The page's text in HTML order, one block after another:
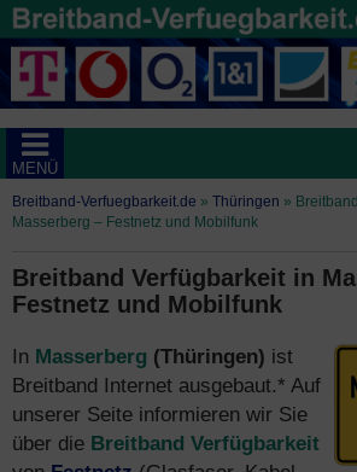
MENÜ
Breitband-Verfuegbarkeit.de » Thüringen »
Masserberg – Festnetz und Mobilfunk
Breitband Verfügbarkeit in
Festnetz und Mobilfunk
In Masserberg (Thüringen) ist
Breitband Internet ausgebaut.* Auf
unserer Seite informieren wir Sie
über die Breitband Verfügbarkeit